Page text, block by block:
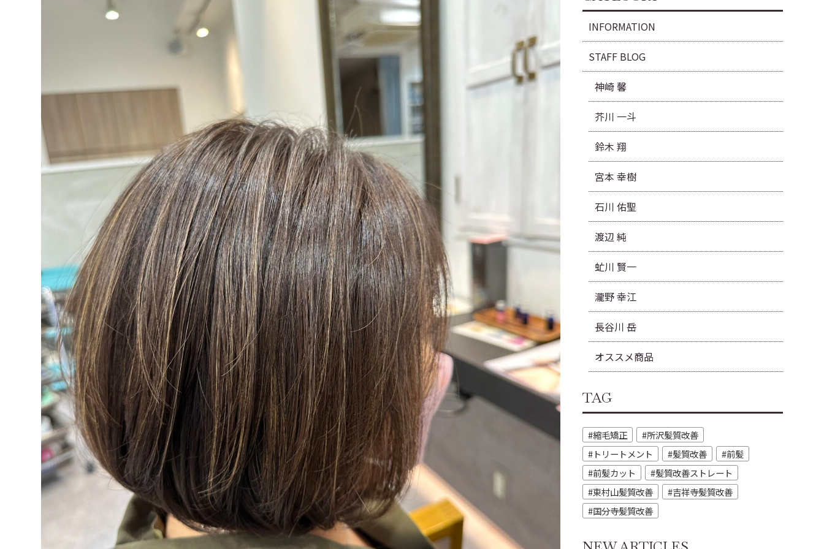
INFORMATION
STAFF BLOG
神崎 馨
芥川 一斗
鈴木 翔
宮本 幸樹
石川 佑聖
渡辺 純
虻川 賢一
瀧野 幸江
長谷川 岳
オススメ商品
TAG
縮毛矯正
所沢髪質改善
トリートメント
髪質改善
前髪
前髪カット
髪質改善ストレート
東村山髪質改善
吉祥寺髪質改善
国分寺髪質改善